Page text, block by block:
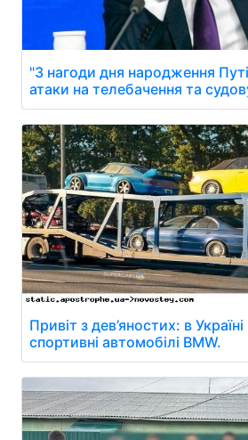
"З нагоди дня народження
атаки на телебачення та
Привіт з дев’яностих: в
спортивні автомобілі BMW.